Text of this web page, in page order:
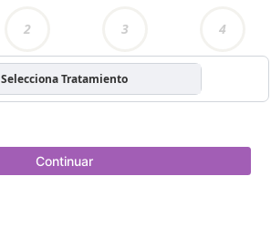
2 3 4
Selecciona Tratamiento
Continuar